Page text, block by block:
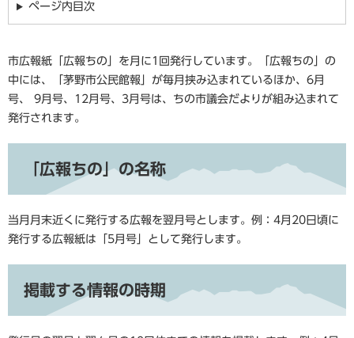
ページ内目次
市広報紙「広報ちの」を月に1回発行しています。「広報ちの」の
中には、「茅野市公民館報」が毎月挟み込まれているほか、6月
号、 9月号、12月号、3月号は、ちの市議会だよりが組み込まれて
発行されます。
「広報ちの」の名称
当月月末近くに発行する広報を翌月号とします。例：4月20日頃に
発行する広報紙は「5月号」として発行します。
掲載する情報の時期